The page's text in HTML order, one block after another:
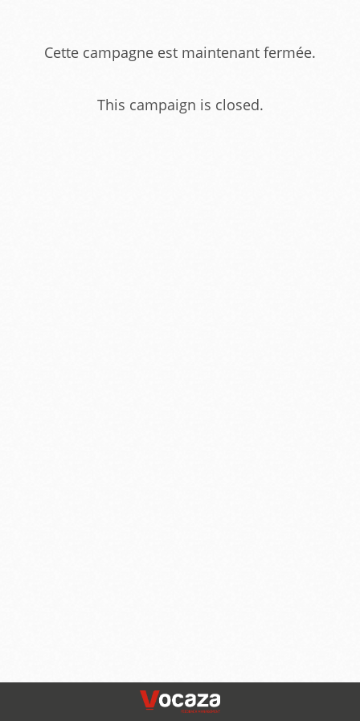
Cette campagne est maintenant fermée.
This campaign is closed.